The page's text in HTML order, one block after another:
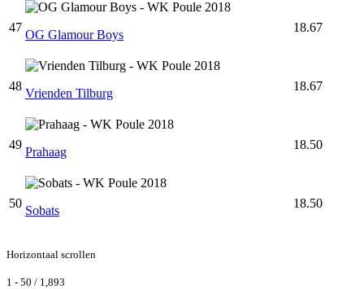
47
OG Glamour Boys
18.67
48
Vrienden Tilburg
18.67
49
Prahaag
18.50
50
Sobats
18.50
Horizontaal scrollen
1 - 50 / 1,893